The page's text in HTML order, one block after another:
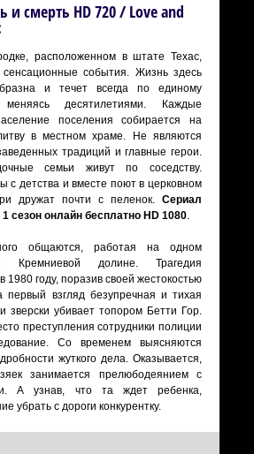
смерть HD 720 / Love and
расположенном в штате Техас,
сенсационные события. Жизнь здесь
и течет всегда по единому
десятилетиями. Каждые
поселения собирается на
в местном храме. Не являются
традиций и главные герои.
семьи живут по соседству.
детства и вместе поют в церковном
дружат почти с пеленок. Сериал
сезон онлайн бесплатно HD 1080.
общаются, работая на одном
Кремниевой долине. Трагедия
1980 году, поразив своей жестокостью
первый взгляд безупречная и тихая
зверски убивает топором Бетти Гор.
преступления сотрудники полиции
Со временем выясняются
жуткого дела. Оказывается,
занимается прелюбодеянием с
А узнав, что та ждет ребенка,
убрать с дороги конкурентку.